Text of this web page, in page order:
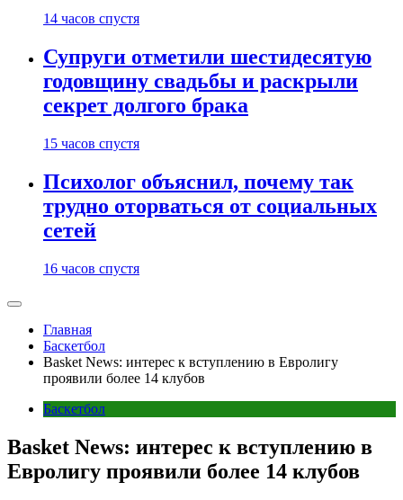
14 часов спустя
Супруги отметили шестидесятую
годовщину свадьбы и раскрыли
секрет долгого брака
15 часов спустя
Психолог объяснил, почему так
трудно оторваться от социальных
сетей
16 часов спустя
Главная
Баскетбол
Basket News: интерес к вступлению в Евролигу
проявили более 14 клубов
Баскетбол
Basket News: интерес к вступлению в
Евролигу проявили более 14 клубов